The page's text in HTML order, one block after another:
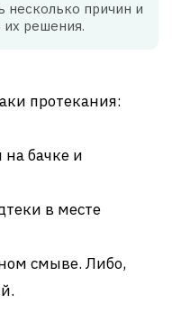
причин и
их решения.
протекания:
на бачке и
в месте
смыве. Либо,